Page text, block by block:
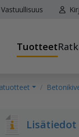
Vastuullisuus
Tuotteet
Lisätiedot